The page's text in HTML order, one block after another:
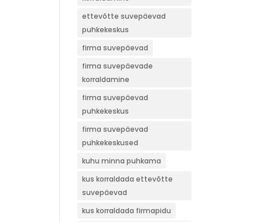
ettevõtte suvepäevad
puhkekeskus
firma suvepäevad
firma suvepäevade
korraldamine
firma suvepäevad
puhkekeskus
firma suvepäevad
puhkekeskused
kuhu minna puhkama
kus korraldada ettevõtte
suvepäevad
kus korraldada firmapidu